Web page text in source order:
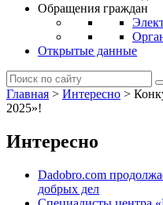
Обращения граждан
Открытые данные
Главная > Интересно >
2025»!
Интересно
Dadobro.com
добрых дел